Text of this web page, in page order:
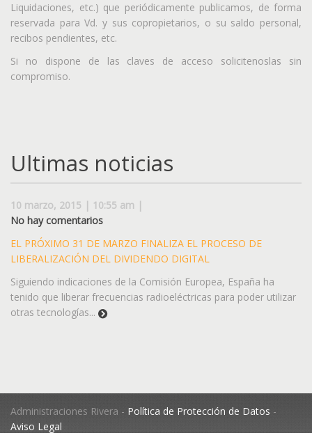
Liquidaciones, etc.) que periódicamente publicamos, de forma
reservada para Vd. y sus copropietarios, o su saldo personal,
recibos pendientes, etc.
Si no dispone de las claves de acceso solicitenoslas sin
compromiso.
Ultimas noticias
10 marzo, 2015 | 10:55 am |
No hay comentarios
EL PRÓXIMO 31 DE MARZO FINALIZA EL PROCESO DE
LIBERALIZACIÓN DEL DIVIDENDO DIGITAL
Siguiendo indicaciones de la Comisión Europea, España ha
tenido que liberar frecuencias radioeléctricas para poder utilizar
otras tecnologías...
Administraciones Rivera - Política de Protección de Datos -
Aviso Legal